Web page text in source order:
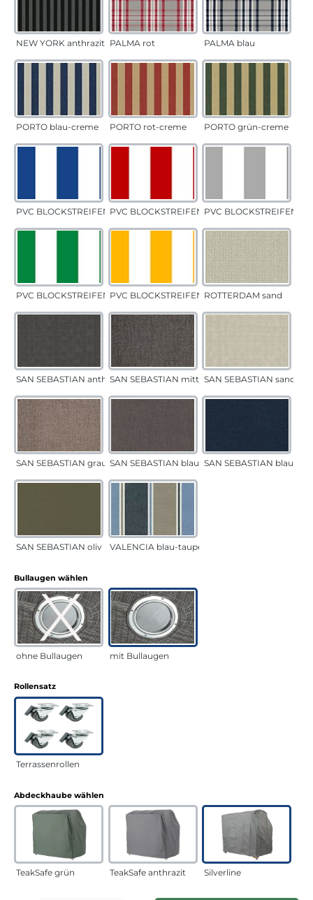
NEW YORK anthrazit PALMA rot PALMA blau
PORTO blau-creme PORTO rot-creme PORTO grün-creme
PVC BLOCKSTREIFEN blauPVC BLOCKSTREIFEN rotPVC BLOCKSTREIFEN
PVC BLOCKSTREIFEN grünPVC BLOCKSTREIFEN gelbROTTERDAM sand
SAN SEBASTIAN anthrazitSAN SEBASTIAN mittelgrauSAN SEBASTIAN sand
SAN SEBASTIAN grau-sandSAN SEBASTIAN blau-sandSAN SEBASTIAN blau
SAN SEBASTIAN oliv VALENCIA blau-taupe
Bullaugen wählen
ohne Bullaugen mit Bullaugen
Rollensatzauswählen
Terrassenrollen
Abdeckhaube wählen
TeakSafe grün TeakSafe anthrazit Silverline